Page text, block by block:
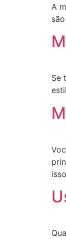
​A
Se